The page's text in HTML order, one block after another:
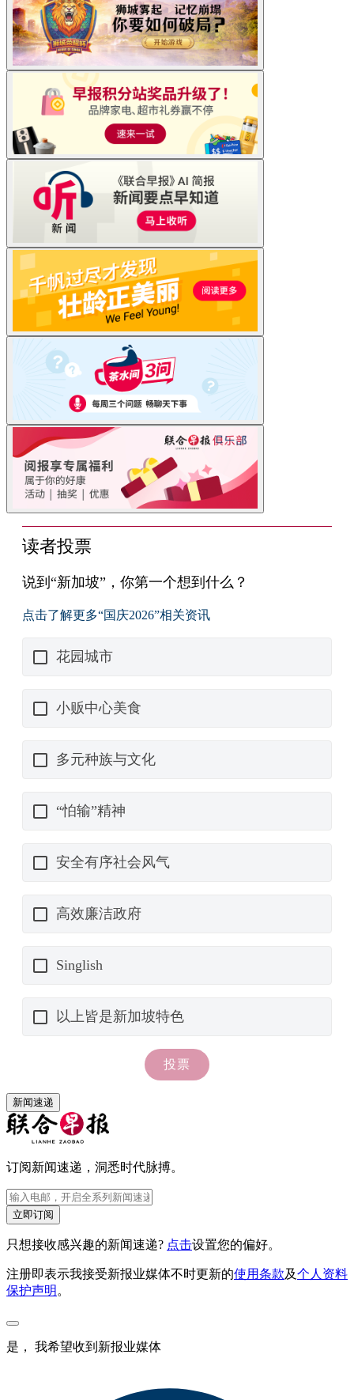
新闻速递
订阅新闻速递，洞悉时代脉搏。
立即订阅
只想接收感兴趣的新闻速递? 点击设置您的偏好。
注册即表示我接受新报业媒体不时更新的使用条款及个人资料
保护声明 。
是， 我希望收到新报业媒体